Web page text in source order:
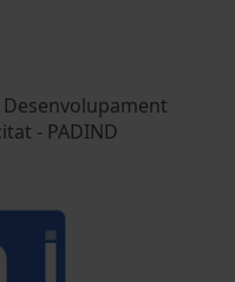
- PADIND